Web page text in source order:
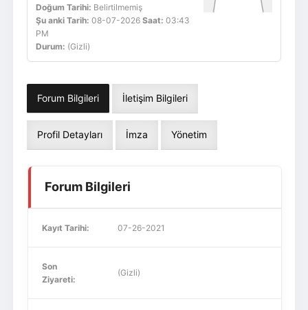
Doğum Tarihi: Belirtilmemiş
Şu anki Tarih: 08-07-2026 Saat: 03:43
PM
Durum: (Gizli)
Forum Bilgileri İletişim Bilgileri
Profil Detayları İmza Yönetim
Forum Bilgileri
Kayıt Tarihi: 07-26-2021
Son
Ziyareti:
(Gizli)